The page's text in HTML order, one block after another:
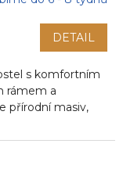
DETAIL
s komfortním
rámem a
přírodní masiv,